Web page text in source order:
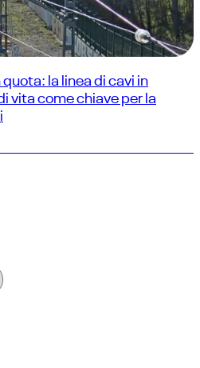
la linea di cavi in
vita come chiave per la